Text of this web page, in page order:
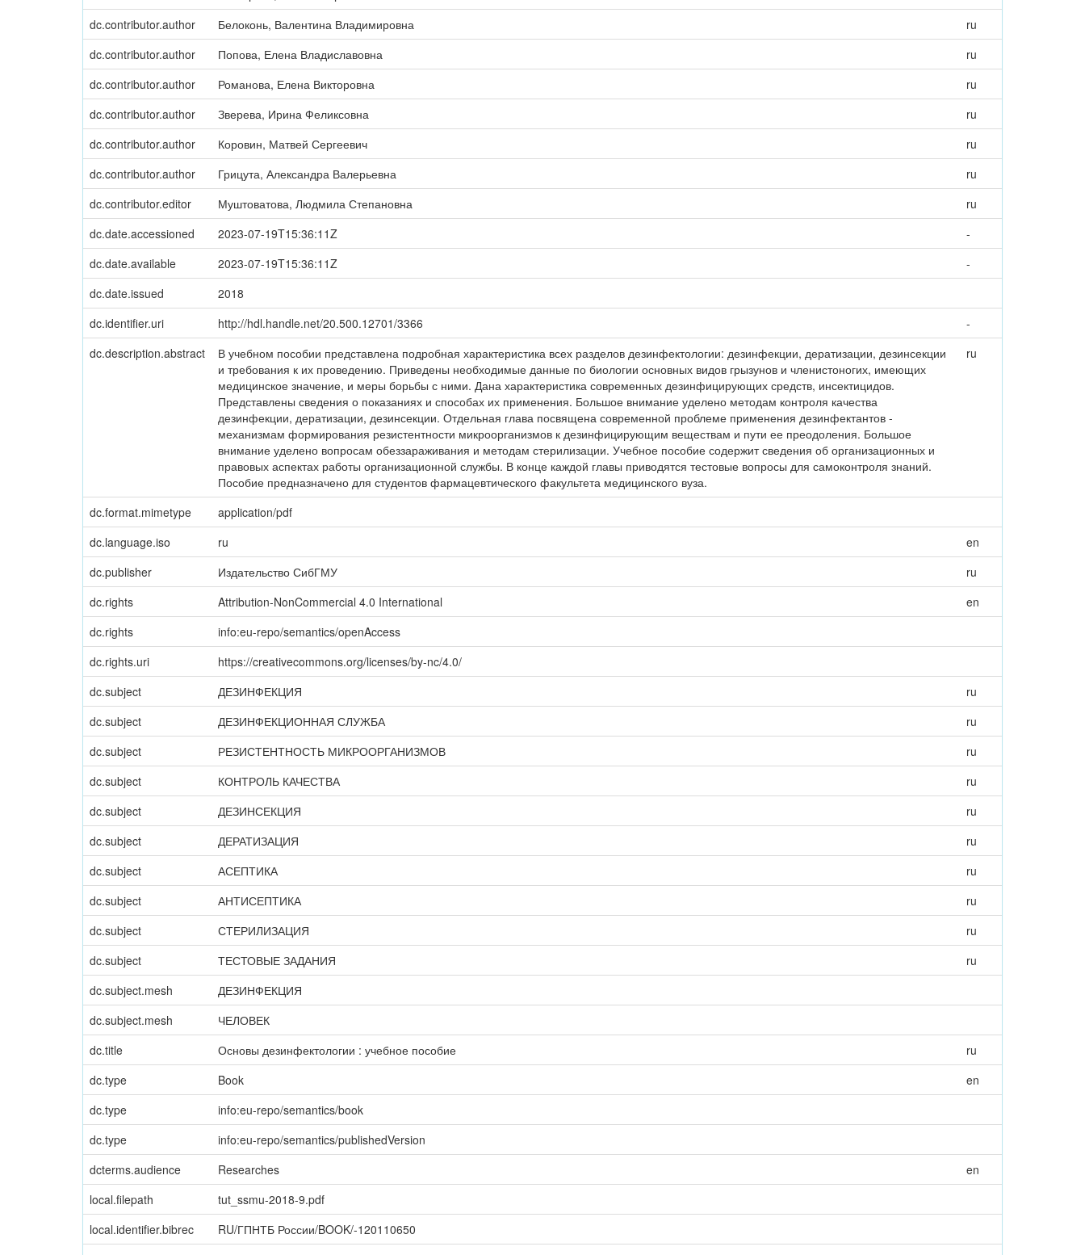
dc.contributor.author
Белоконь, Валентина Владимировна
ru
dc.contributor.author
Попова, Елена Владиславовна
ru
dc.contributor.author
Романова, Елена Викторовна
ru
dc.contributor.author
Зверева, Ирина Феликсовна
ru
dc.contributor.author
Коровин, Матвей Сергеевич
ru
dc.contributor.author
Грицута, Александра Валерьевна
ru
dc.contributor.editor
Муштоватова, Людмила Степановна
ru
dc.date.accessioned
2023-07-19T15:36:11Z
-
dc.date.available
2023-07-19T15:36:11Z
-
dc.date.issued
2018
dc.identifier.uri
http://hdl.handle.net/20.500.12701/3366
-
dc.description.abstract
В учебном пособии представлена подробная характеристика всех разделов дезинфектологии: дезинфекции, дератизации, дезинсекции
и требования к их проведению. Приведены необходимые данные по биологии основных видов грызунов и членистоногих, имеющих
медицинское значение, и меры борьбы с ними. Дана характеристика современных дезинфицирующих средств, инсектицидов.
Представлены сведения о показаниях и способах их применения. Большое внимание уделено методам контроля качества
дезинфекции, дератизации, дезинсекции. Отдельная глава посвящена современной проблеме применения дезинфектантов -
механизмам формирования резистентности микроорганизмов к дезинфицирующим веществам и пути ее преодоления. Большое
внимание уделено вопросам обеззараживания и методам стерилизации. Учебное пособие содержит сведения об организационных и
правовых аспектах работы организационной службы. В конце каждой главы приводятся тестовые вопросы для самоконтроля знаний.
Пособие предназначено для студентов фармацевтического факультета медицинского вуза.
ru
dc.format.mimetype
application/pdf
dc.language.iso
ru
en
dc.publisher
Издательство СибГМУ
ru
dc.rights
Attribution-NonCommercial 4.0 International
en
dc.rights
info:eu-repo/semantics/openAccess
dc.rights.uri
https://creativecommons.org/licenses/by-nc/4.0/
dc.subject
ДЕЗИНФЕКЦИЯ
ru
dc.subject
ДЕЗИНФЕКЦИОННАЯ СЛУЖБА
ru
dc.subject
РЕЗИСТЕНТНОСТЬ МИКРООРГАНИЗМОВ
ru
dc.subject
КОНТРОЛЬ КАЧЕСТВА
ru
dc.subject
ДЕЗИНСЕКЦИЯ
ru
dc.subject
ДЕРАТИЗАЦИЯ
ru
dc.subject
АСЕПТИКА
ru
dc.subject
АНТИСЕПТИКА
ru
dc.subject
СТЕРИЛИЗАЦИЯ
ru
dc.subject
ТЕСТОВЫЕ ЗАДАНИЯ
ru
dc.subject.mesh
ДЕЗИНФЕКЦИЯ
dc.subject.mesh
ЧЕЛОВЕК
dc.title
Основы дезинфектологии : учебное пособие
ru
dc.type
Book
en
dc.type
info:eu-repo/semantics/book
dc.type
info:eu-repo/semantics/publishedVersion
dcterms.audience
Researches
en
local.filepath
tut_ssmu-2018-9.pdf
local.identifier.bibrec
RU/ГПНТБ России/BOOK/-120110650